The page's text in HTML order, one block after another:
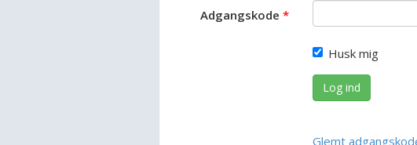
Adgangskode
Husk mig
Log ind
Glemt